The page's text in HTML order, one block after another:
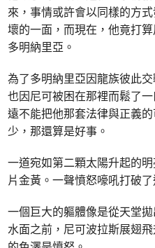
來，事情或許會以同樣的方
壞的一面，而現在，他竟打
多明納里亞。
為了多明納里亞因龍族彼此
也因尼可被困在那裡而鬆了
遠不能把他那套法律與正義
少，那還算是好事。
一道宛如第二顆太陽升起的
片金黃。一聲憤怒嚎吼打破
一個巨大的軀體像是從天堂
水面之前，尼可波拉斯展翅